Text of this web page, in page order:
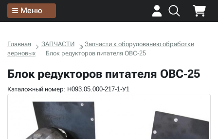
Меню
Главная ЗАПЧАСТИ
Запчасти к оборудованию обработки
зерновых
Блок редукторов питателя ОВС-25
Блок редукторов питателя ОВС-25
Каталожный номер: Н093.05.000-217-1-У1